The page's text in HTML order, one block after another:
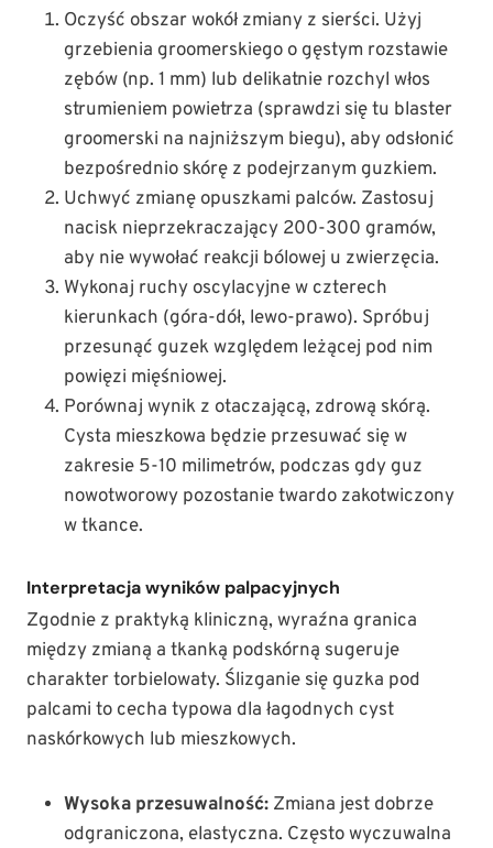
Oczyść obszar wokół zmiany z sierści. Użyj
grzebienia groomerskiego o gęstym rozstawie
zębów (np. 1 mm) lub delikatnie rozchyl włos
strumieniem powietrza (sprawdzi się tu blaster
groomerski na najniższym biegu), aby odsłonić
bezpośrednio skórę z podejrzanym guzkiem.
Uchwyć zmianę opuszkami palców. Zastosuj
nacisk nieprzekraczający 200-300 gramów,
aby nie wywołać reakcji bólowej u zwierzęcia.
Wykonaj ruchy oscylacyjne w czterech
kierunkach (góra-dół, lewo-prawo). Spróbuj
przesunąć guzek względem leżącej pod nim
powięzi mięśniowej.
Porównaj wynik z otaczającą, zdrową skórą.
Cysta mieszkowa będzie przesuwać się w
zakresie 5-10 milimetrów, podczas gdy guz
nowotworowy pozostanie twardo zakotwiczony
w tkance.
Interpretacja wyników palpacyjnych
Zgodnie z praktyką kliniczną, wyraźna granica
między zmianą a tkanką podskórną sugeruje
charakter torbielowaty. Ślizganie się guzka pod
palcami to cecha typowa dla łagodnych cyst
naskórkowych lub mieszkowych.
Wysoka przesuwalność: Zmiana jest dobrze
odgraniczona, elastyczna. Często wyczuwalna